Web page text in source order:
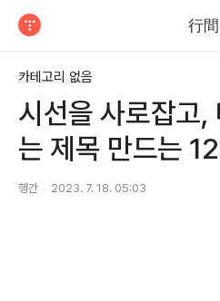
行間
카테고리 없음
시선을 사로잡고,
는 제목 만드는
행간 2023. 7. 18. 05:03